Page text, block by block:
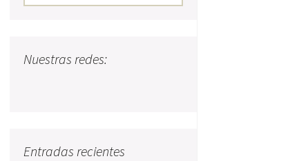
Nuestras redes:
Entradas recientes